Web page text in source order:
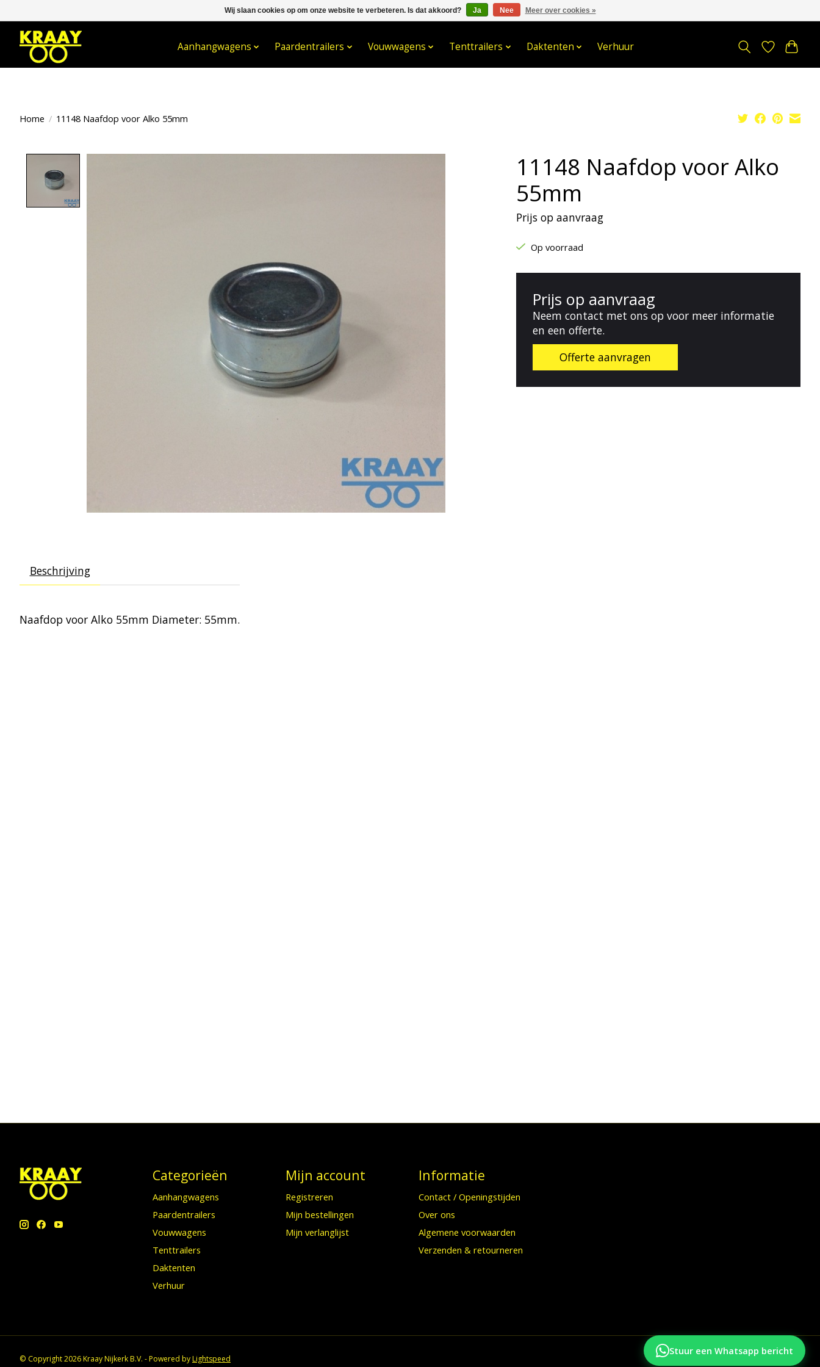
033- 2470 538 info@kraaybv.com Stuur een Whatsapp bericht
Aanhangwagens Paardentrailers Vouwwagens Tenttrailers Daktenten Verhuur
Home / 11148 Naafdop voor Alko 55mm
11148 Naafdop voor Alko
55mm
Prijs op aanvraag
Op voorraad
Prijs op aanvraag
Neem contact met ons op voor meer informatie
en een offerte.
Offerte aanvragen
Beschrijving
Naafdop voor Alko 55mm Diameter: 55mm.
Categorieën
Aanhangwagens
Paardentrailers
Vouwwagens
Tenttrailers
Daktenten
Verhuur
Mijn account
Registreren
Mijn bestellingen
Mijn verlanglijst
Informatie
Contact / Openingstijden
Over ons
Algemene voorwaarden
Verzenden & retourneren
© Copyright 2026 Kraay Nijkerk B.V. - Powered byLightspeed
Stuur een Whatsapp bericht
Wij slaan cookies op om onze website te verbeteren. Is dat akkoord? Ja Nee Meer over cookies »